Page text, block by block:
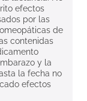
efectos
por las
de
contenidas
y la
la fecha no
efectos